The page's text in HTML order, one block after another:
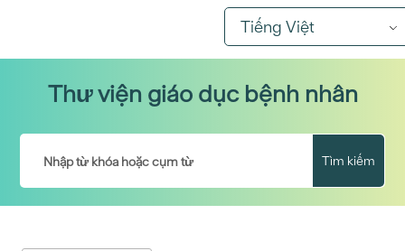
Tiếng Việt
Thư viện giáo dục bệnh nhân
Tìm kiếm